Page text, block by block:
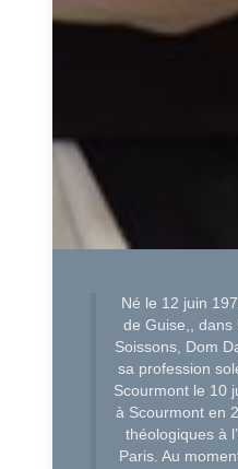
Né le 12 juin
de Guise,, dans
Soissons, Dom
sa profession
Scourmont le 10
à Scourmont en
théologiques à
Paris. Au